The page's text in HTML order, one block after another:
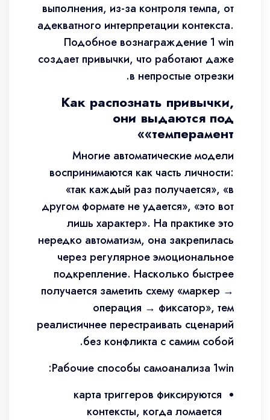
выполнения, из-за контроля темпа, от
адекватного интерпретации контекста.
Подобное вознаграждение 1 win
создает привычки, что работают даже
в непростые отрезки.
Как распознать привычки,
они выдаются под
«темперамент»
Многие автоматические модели
воспринимаются как часть личности:
«так каждый раз получается», «в
другом формате не удается», «это вот
лишь характер». На практике это
нередко автоматизм, она закрепилась
через регулярное эмоциональное
подкрепление. Насколько быстрее
получается заметить схему «маркер →
операция → фиксатор», тем
реалистичнее перестраивать сценарий
без конфликта с самим собой.
Рабочие способы самоанализа 1win:
карта триггеров фиксируются
контексты, когда ломается